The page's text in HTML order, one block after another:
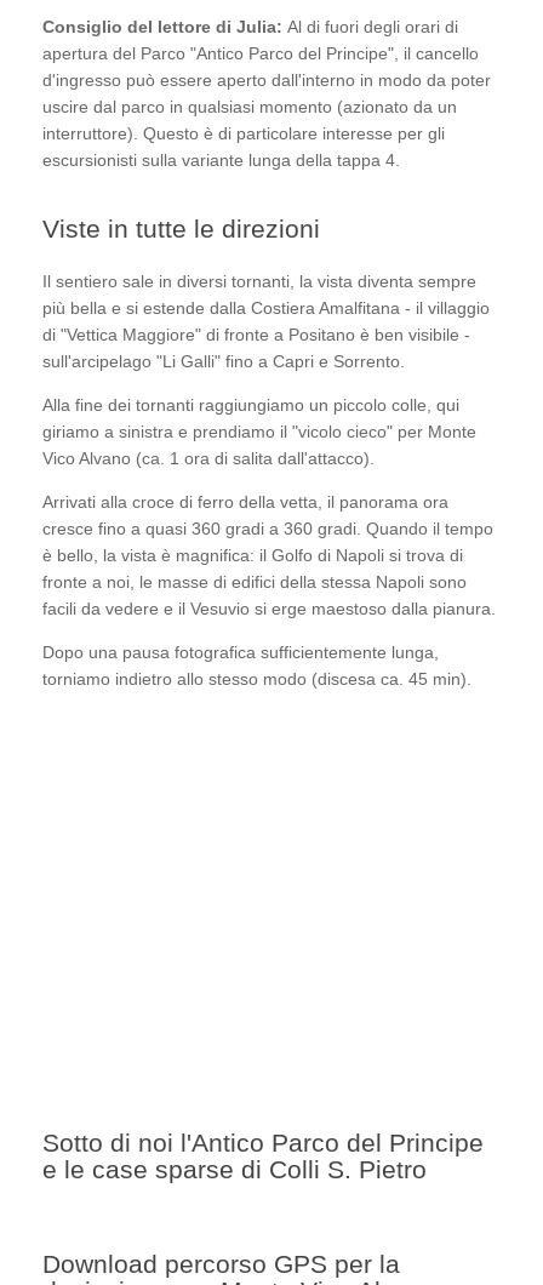
Consiglio del lettore di Julia: Al di fuori degli orari di
apertura del Parco "Antico Parco del Principe", il cancello
d'ingresso può essere aperto dall'interno in modo da poter
uscire dal parco in qualsiasi momento (azionato da un
interruttore). Questo è di particolare interesse per gli
escursionisti sulla variante lunga della tappa 4.
Viste in tutte le direzioni
Il sentiero sale in diversi tornanti, la vista diventa sempre
più bella e si estende dalla Costiera Amalfitana - il villaggio
di "Vettica Maggiore" di fronte a Positano è ben visibile -
sull'arcipelago "Li Galli" fino a Capri e Sorrento.
Alla fine dei tornanti raggiungiamo un piccolo colle, qui
giriamo a sinistra e prendiamo il "vicolo cieco" per Monte
Vico Alvano (ca. 1 ora di salita dall'attacco).
Arrivati alla croce di ferro della vetta, il panorama ora
cresce fino a quasi 360 gradi a 360 gradi. Quando il tempo
è bello, la vista è magnifica: il Golfo di Napoli si trova di
fronte a noi, le masse di edifici della stessa Napoli sono
facili da vedere e il Vesuvio si erge maestoso dalla pianura.
Dopo una pausa fotografica sufficientemente lunga,
torniamo indietro allo stesso modo (discesa ca. 45 min).
Sotto di noi l'Antico Parco del Principe
e le case sparse di Colli S. Pietro
Download percorso GPS per la